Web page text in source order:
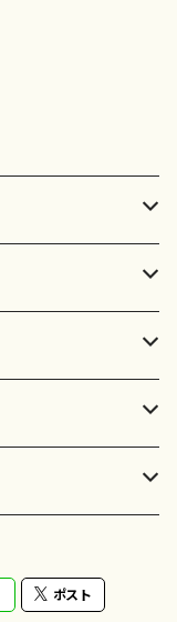
ポスト